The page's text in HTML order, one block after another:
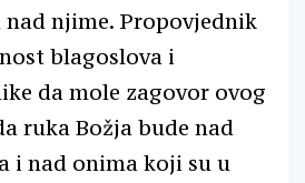
nad njime. Propovjednik
blagoslova i
da mole zagovor ovog
ruka Božja bude nad
i nad onima koji su u